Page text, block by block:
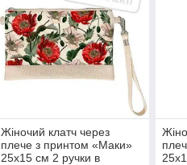
Жіночий клатч через
плече з принтом «Маки»
25х15 см 2 ручки в